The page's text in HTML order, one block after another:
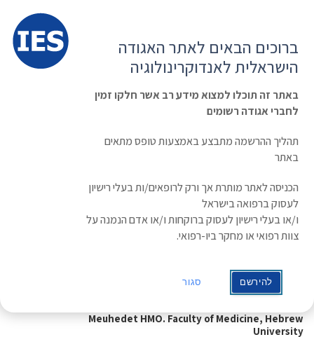
הרשמה ועדכון נתונים
כניסת חברים
ראשי » תעוד מפגש »
The Liver & The Heart – An Intimate Relationship |
Hebrew University
Relationship | Prof. Hilla Knobler,
Diabetes Institute, Meuhedet HMO.
Faculty of Medicine, Hebrew
Meuhedet HMO. Faculty of Medicine, Hebrew
University
ברוכים הבאים לאתר האגודה
הישראלית לאנדוקרינולוגיה
באתר זה תוכלו למצוא מידע רב אשר חלקו זמין
לחברי אגודה רשומים
תהליך ההרשמה מתבצע באמצעות טופס מתאים
באתר
הכניסה לאתר מותרת אך ורק לרופאים/ות בעלי רישיון
לעסוק ברפואה בישראל
ו/או בעלי רישיון לעסוק ברוקחות ו/או אדם הנמנה על
צוות רפואי או מחקר ביו-רפואי.
להירשם סגור